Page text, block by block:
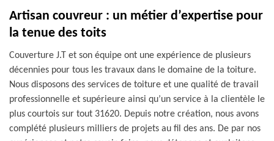
Artisan couvreur : un métier d’expertise pour
la tenue des toits
Couverture J.T et son équipe ont une expérience de plusieurs
décennies pour tous les travaux dans le domaine de la toiture.
Nous disposons des services de toiture et une qualité de travail
professionnelle et supérieure ainsi qu’un service à la clientèle le
plus courtois sur tout 31620. Depuis notre création, nous avons
complété plusieurs milliers de projets au fil des ans. De par nos